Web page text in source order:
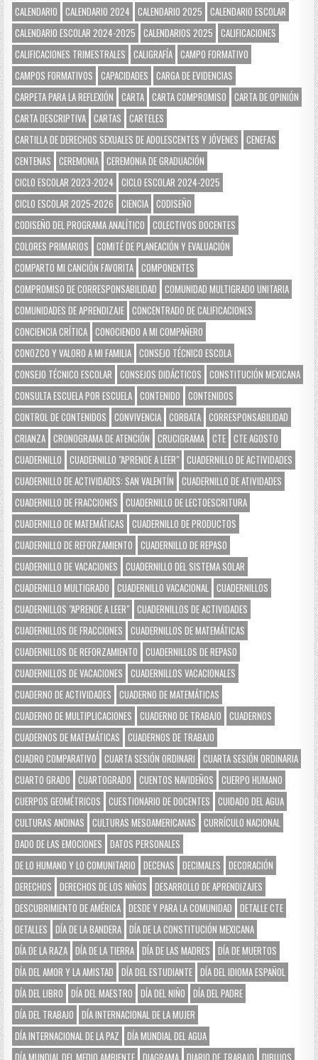
CALENDARIO
CALENDARIO 2024 CALENDARIO 2025
CALENDARIO ESCOLAR
CALENDARIO ESCOLAR 2024-2025
CALENDARIOS 2025
CALIFICACIONES
CALIFICACIONES TRIMESTRALES
CALIGRAFÍA CAMPO FORMATIVO
CAMPOS FORMATIVOS
CAPACIDADES
CARGA DE EVIDENCIAS
CARPETA PARA LA REFLEXIÓN
CARTA CARTA COMPROMISO
CARTA DE OPINIÓN
CARTA DESCRIPTIVA CARTAS
CARTELES
CARTILLA DE DERECHOS SEXUALES DE ADOLESCENTES Y JÓVENES
CENEFAS
CENTENAS
CEREMONIA CEREMONIA DE GRADUACIÓN
CICLO ESCOLAR 2023-2024
CICLO ESCOLAR 2024-2025
CICLO ESCOLAR 2025-2026
CIENCIA CODISEÑO
CODISEÑO DEL PROGRAMA ANALÍTICO
COLECTIVOS DOCENTES
COLORES PRIMARIOS
COMITÉ DE PLANEACIÓN Y EVALUACIÓN
COMPARTO MI CANCIÓN FAVORITA COMPONENTES
COMPROMISO DE CORRESPONSABILIDAD
COMUNIDAD MULTIGRADO UNITARIA
COMUNIDADES DE APRENDIZAJE CONCENTRADO DE CALIFICACIONES
CONCIENCIA CRÍTICA CONOCIENDO A MI COMPAÑERO
CONOZCO Y VALORO A MI FAMILIA CONSEJO TÉCNICO ESCOLA
CONSEJO TÉCNICO ESCOLAR
CONSEJOS DIDÁCTICOS
CONSTITUCIÓN MEXICANA
CONSULTA ESCUELA POR ESCUELA CONTENIDO
CONTENIDOS
CONTROL DE CONTENIDOS
CONVIVENCIA CORBATA CORRESPONSABILIDAD
CRIANZA CRONOGRAMA DE ATENCIÓN CRUCIGRAMA CTE CTE AGOSTO
CUADERNILLO
CUADERNILLO "APRENDE A LEER" CUADERNILLO DE ACTIVIDADES
CUADERNILLO DE ACTIVIDADES: SAN VALENTÍN
CUADERNILLO DE ATIVIDADES
CUADERNILLO DE FRACCIONES
CUADERNILLO DE LECTOESCRITURA
CUADERNILLO DE MATEMÁTICAS
CUADERNILLO DE PRODUCTOS
CUADERNILLO DE REFORZAMIENTO
CUADERNILLO DE REPASO
CUADERNILLO DE VACACIONES
CUADERNILLO DEL SISTEMA SOLAR
CUADERNILLO MULTIGRADO
CUADERNILLO VACACIONAL
CUADERNILLOS
CUADERNILLOS "APRENDE A LEER" CUADERNILLOS DE ACTIVIDADES
CUADERNILLOS DE FRACCIONES
CUADERNILLOS DE MATEMÁTICAS
CUADERNILLOS DE REFORZAMIENTO
CUADERNILLOS DE REPASO
CUADERNILLOS DE VACACIONES
CUADERNILLOS VACACIONALES
CUADERNO DE ACTIVIDADES
CUADERNO DE MATEMÁTICAS
CUADERNO DE MULTIPLICACIONES
CUADERNO DE TRABAJO
CUADERNOS
CUADERNOS DE MATEMÁTICAS
CUADERNOS DE TRABAJO
CUADRO COMPARATIVO
CUARTA SESIÓN ORDINARI
CUARTA SESIÓN ORDINARIA
CUARTO GRADO
CUARTOGRADO CUENTOS NAVIDEÑOS
CUERPO HUMANO
CUERPOS GEOMÉTRICOS
CUESTIONARIO DE DOCENTES
CUIDADO DEL AGUA
CULTURAS ANDINAS
CULTURAS MESOAMERICANAS
CURRÍCULO NACIONAL
DADO DE LAS EMOCIONES
DATOS PERSONALES
DE LO HUMANO Y LO COMUNITARIO
DECENAS DECIMALES
DECORACIÓN
DERECHOS
DERECHOS DE LOS NIÑOS
DESARROLLO DE APRENDIZAJES
DESCUBRIMIENTO DE AMÉRICA DESDE Y PARA LA COMUNIDAD
DETALLE CTE
DETALLES
DÍA DE LA BANDERA DÍA DE LA CONSTITUCIÓN MEXICANA
DÍA DE LA RAZA DÍA DE LA TIERRA DÍA DE LAS MADRES
DÍA DE MUERTOS
DÍA DEL AMOR Y LA AMISTAD
DÍA DEL ESTUDIANTE DÍA DEL IDIOMA ESPAÑOL
DÍA DEL LIBRO
DÍA DEL MAESTRO DÍA DEL NIÑO
DÍA DEL PADRE
DÍA DEL TRABAJO
DÍA INTERNACIONAL DE LA MUJER
DÍA INTERNACIONAL DE LA PAZ
DÍA MUNDIAL DEL AGUA
DÍA MUNDIAL DEL MEDIO AMBIENTE DIAGRAMA DIARIO DE TRABAJO
DIBUJOS